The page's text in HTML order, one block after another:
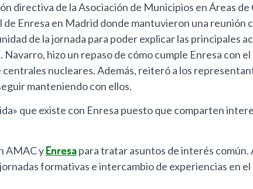
directiva de la Asociación de Municipios en Áreas
Enresa en Madrid donde mantuvieron una reunión
de la jornada para poder explicar las principales
hizo un repaso de cómo cumple Enresa con
nucleares. Además, reiteró a los
manteniendo con ellos.
que existe con Enresa puesto que comparten
AMAC yEnresapara tratar asuntos de interés
formativas e intercambio de experiencias en